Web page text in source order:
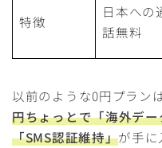
特徴
日本への
話無料
以前のような0円プラン
円ちょっとで「海外デ
「SMS認証維持」が手